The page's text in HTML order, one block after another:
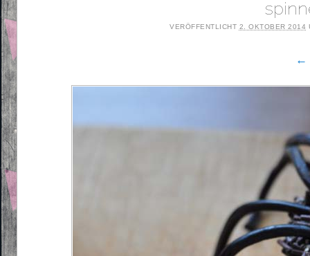
VERÖFFENTLICHT 2. OKTOBER 2014
←